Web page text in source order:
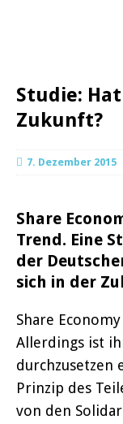
Studie:
Zukunft?
7. Dezember 2015
Share
Trend. Eine
der
sich in der
Share
Allerdings ist
durchzusetzen
Prinzip des
von den